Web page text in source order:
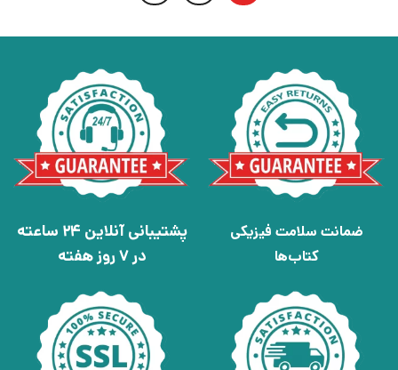
ضمانت سلامت فیزیکی
کتاب‌ها
پشتیبانی آنلاین 24 ساعته
در 7 روز هفته